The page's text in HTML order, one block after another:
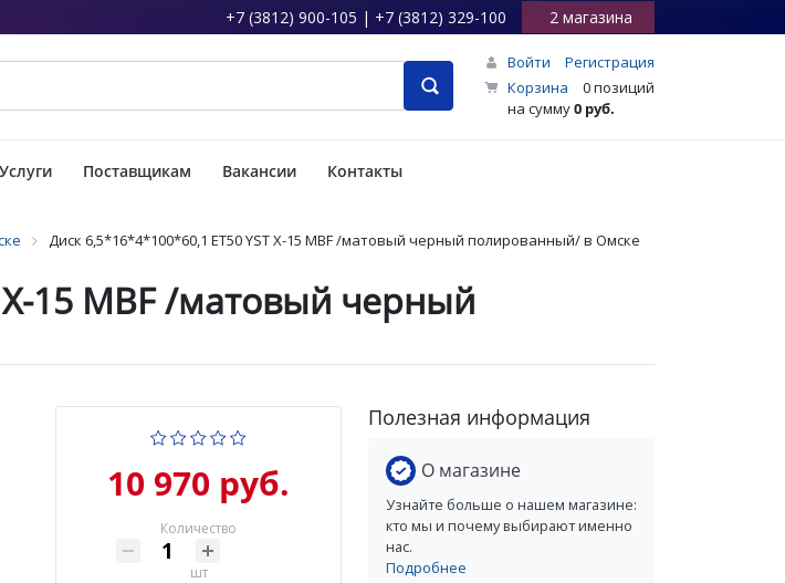
+7 (3812) 900-105 | +7 (3812) 329-100 2 магазина
Войти
Регистрация
Корзина
0 позиций
на сумму0 руб.
Услуги Поставщикам Вакансии Контакты
Диск 6,5*16*4*100*60,1 ET50 YST X-15 MBF /матовый черный полированный/ в Омске
15 MBF /матовый черный
10 970 руб.
Количество
шт
Полезная информация
О магазине
Узнайте больше о нашем магазине:
кто мы и почему выбирают именно
нас.
Подробнее